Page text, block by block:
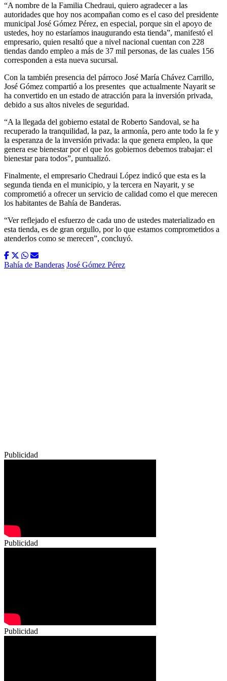
“A nombre de la Familia Chedraui, quiero agradecer a las
autoridades que hoy nos acompañan como es el caso del presidente
municipal José Gómez Pérez, en especial, porque sin el apoyo de
ustedes, hoy no estaríamos inaugurando esta tienda”, manifestó el
empresario, quien resaltó que a nivel nacional cuentan con 228
tiendas dando empleo a más de 37 mil personas, de las cuales 156
corresponden a esta nueva sucursal.
Con la también presencia del párroco José María Chávez Carrillo,
José Gómez compartió a los presentes que actualmente Nayarit se
ha convertido en un estado de atracción para la inversión privada,
debido a sus altos niveles de seguridad.
“A la llegada del gobierno estatal de Roberto Sandoval, se ha
recuperado la tranquilidad, la paz, la armonía, pero ante todo la fe y
la esperanza de la inversión privada: la que genera empleo, la que
genera ese bienestar por el que los gobiernos debemos trabajar: el
bienestar para todos”, puntualizó.
Finalmente, el empresario Chedraui López indicó que esta es la
segunda tienda en el municipio, y la tercera en Nayarit, y se
comprometió a ofrecer un servicio de calidad como el que merecen
los habitantes de Bahía de Banderas.
“Ver reflejado el esfuerzo de cada uno de ustedes materializado en
esta tienda, es de gran orgullo, por lo que estamos comprometidos a
atenderlos como se merecen”, concluyó.
Bahía de Banderas José Gómez Pérez
Publicidad
Publicidad
Publicidad